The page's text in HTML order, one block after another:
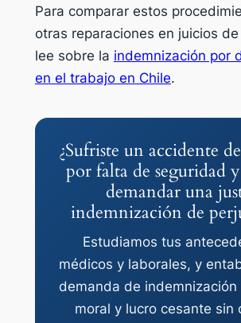
Para comparar estos
otras reparaciones en juicios
lee sobre la indemnización por
en el trabajo en Chile.
¿Sufriste un accidente
por falta de seguridad y
demandar una
indemnización de
Estudiamos tus
médicos y laborales, y
demanda de indemnización
moral y lucro cesante sin